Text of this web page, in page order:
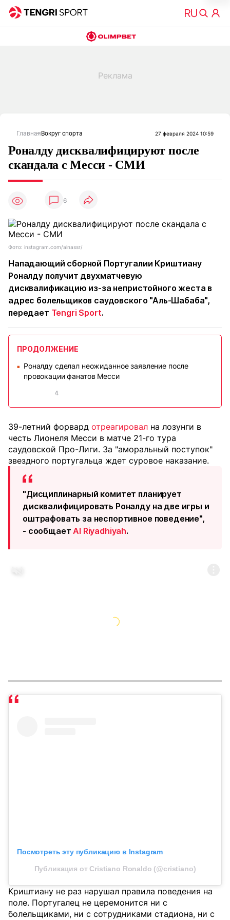
Главная Вокруг спорта 27 февраля 2024 10:59
Роналду дисквалифицируют после
скандала с Месси - СМИ
6
Фото: instagram.com/alnassr/
Нападающий сборной Португалии Криштиану
Роналду получит двухматчевую
дисквалификацию из-за непристойного жеста в
адрес болельщиков саудовского "Аль-Шабаба",
передает Tengri Sport.
ПРОДОЛЖЕНИЕ
■
Роналду сделал неожиданное заявление после
провокации фанатов Месси
4
39-летний форвард отреагировал на лозунги в
честь Лионеля Месси в матче 21-го тура
саудовской Про-Лиги. За "аморальный поступок"
звездного португальца ждет суровое наказание.
"Дисциплинарный комитет планирует
дисквалифицировать Роналду на две игры и
оштрафовать за неспортивное поведение",
- сообщаетAl Riyadhiyah.
Посмотреть эту публикацию в Instagram
Публикация от Cristiano Ronaldo (@cristiano)
Криштиану не раз нарушал правила поведения на
поле. Португалец не церемонится ни с
болельщиками, ни с сотрудниками стадиона, ни с